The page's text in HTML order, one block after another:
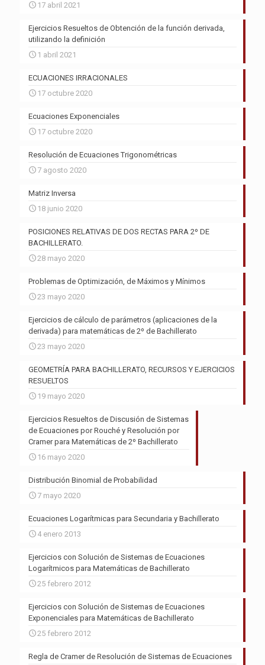
17 abril 2021
Ejercicios Resueltos de Obtención de la función derivada,
utilizando la definición
1 abril 2021
ECUACIONES IRRACIONALES
17 octubre 2020
Ecuaciones Exponenciales
17 octubre 2020
Resolución de Ecuaciones Trigonométricas
7 agosto 2020
Matriz Inversa
18 junio 2020
POSICIONES RELATIVAS DE DOS RECTAS PARA 2º DE
BACHILLERATO.
28 mayo 2020
Problemas de Optimización, de Máximos y Mínimos
23 mayo 2020
Ejercicios de cálculo de parámetros (aplicaciones de la
derivada) para matemáticas de 2º de Bachillerato
23 mayo 2020
GEOMETRÍA PARA BACHILLERATO, RECURSOS Y EJERCICIOS
RESUELTOS
19 mayo 2020
Ejercicios Resueltos de Discusión de Sistemas
de Ecuaciones por Rouché y Resolución por
Cramer para Matemáticas de 2º Bachillerato
16 mayo 2020
Distribución Binomial de Probabilidad
7 mayo 2020
Ecuaciones Logarítmicas para Secundaria y Bachillerato
4 enero 2013
Ejercicios con Solución de Sistemas de Ecuaciones
Logarítmicos para Matemáticas de Bachillerato
25 febrero 2012
Ejercicios con Solución de Sistemas de Ecuaciones
Exponenciales para Matemáticas de Bachillerato
25 febrero 2012
Regla de Cramer de Resolución de Sistemas de Ecuaciones